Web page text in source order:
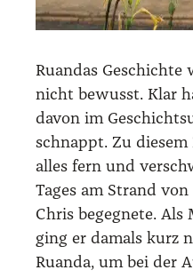
Ruan­das Geschich­te
nicht bewusst. Klar
davon im
schnappt. Zu
alles fern und
Tages am Strand
Chris begeg­ne­te.
ging er damals kurz
Ruan­da, um bei der